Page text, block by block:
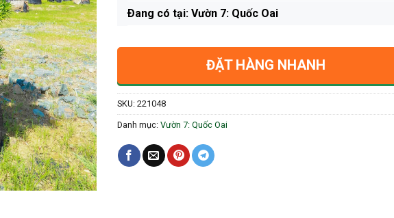
Ðang có tại: Vườn 7: Quốc Oai
ĐẶT HÀNG NHANH
SKU: 221048
Danh mục: Vườn 7: Quốc Oai